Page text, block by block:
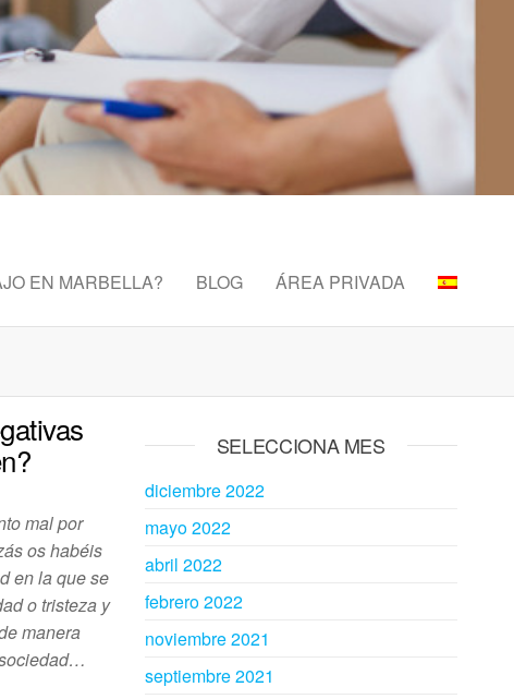
EN MARBELLA? BLOG ÁREA PRIVADA
mal por
os habéis
en la que se
o tristeza y
manera
SELECCIONA MES
diciembre 2022
mayo 2022
abril 2022
febrero 2022
noviembre 2021
septiembre 2021